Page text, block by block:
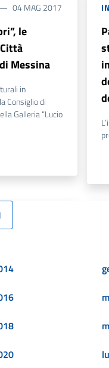
04 MAG 2017
le
Messina
in
Consiglio di
Galleria “Lucio